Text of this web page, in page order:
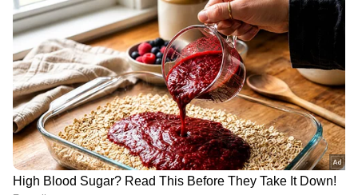
ഒരു വർഷത്തോളമാണ് വിചാരണാ നടപടികൾ
നീണ്ടത്. എന്നാൽ, വിചാരണയ്ക്കിടെ ഡോക്ടർ
ഒന്നും പറയാൻ തയ്യാറായില്ല. ഒടുവിൽ കഴിഞ്ഞ
മാസം താൻ 12 ഓളം രോഗികളെ മരുന്ന്
കുത്തിവച്ച് കൊല്ലാൻ ശ്രമിച്ചതായി അദ്ദേഹം
കോടതിയിൽ സമ്മതിച്ചു. ഒപ്പം താൻ അവരെ
കൊല്ലുകയായിരുന്നില്ലെന്നും മറിച്ച് അവരെ
കഷ്ടപ്പാടിൽ നിന്നും വേദനയിൽ നിന്നും
രക്ഷിക്കുകയായിരുന്നെന്നും അവരെ